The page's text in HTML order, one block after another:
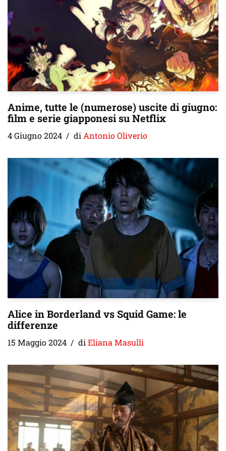
Anime, tutte le (numerose) uscite di giugno:
film e serie giapponesi su Netflix
4 Giugno 2024 di Antonio Oliverio
Alice in Borderland vs Squid Game: le
differenze
15 Maggio 2024 diEliana Masulli